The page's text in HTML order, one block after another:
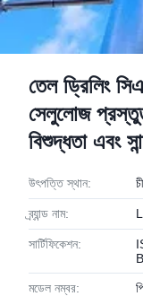
তেল ড্রিলিং
সেলুলোজ
বিশুদ্ধতা এবং
উৎপত্তি স্থান:
ব্র্যান্ড নাম:
সার্টিফিকেশন:
মডেল নম্বর: